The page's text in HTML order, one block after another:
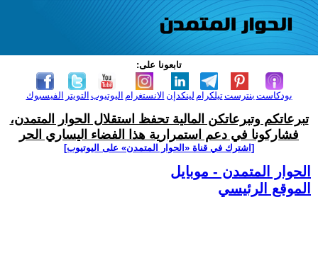
تابعونا على:
الفيسبوك التويتر اليوتيوب الانستغرام لينكدإن تيلكرامبنترست بودكاست
تبرعاتكم وتبرعاتكن المالية تحفظ استقلال الحوار المتمدن،
فشاركونا في دعم استمرارية هذا الفضاء اليساري الحر
[اشترك في قناة ‫«الحوار المتمدن» على اليوتيوب]
الحوار المتمدن - موبايل
الموقع الرئيسي